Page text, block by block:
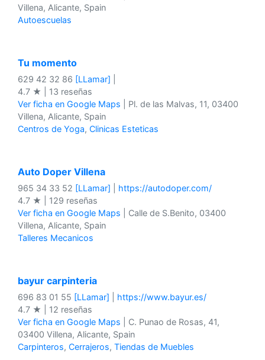
Villena, Alicante, Spain
Autoescuelas
Tu momento
629 42 32 86 [LLamar]
4.7 ★ | 13 reseñas
Ver ficha en Google Maps | Pl. de las Malvas, 11, 03400
Villena, Alicante, Spain
Centros de Yoga, Clinicas Esteticas
Auto Doper Villena
965 34 33 52 [LLamar]
https://autodoper.com/
4.7 ★ | 129 reseñas
Ver ficha en Google Maps | Calle de S.Benito, 03400
Villena, Alicante, Spain
Talleres Mecanicos
bayur carpinteria
696 83 01 55 [LLamar]
https://www.bayur.es/
4.7 ★ | 12 reseñas
Ver ficha en Google Maps | C. Punao de Rosas, 41,
03400 Villena, Alicante, Spain
Carpinteros, Cerrajeros, Tiendas de Muebles